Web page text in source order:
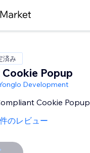
済み
Popup
Development
Cookie Popup
のレビュー